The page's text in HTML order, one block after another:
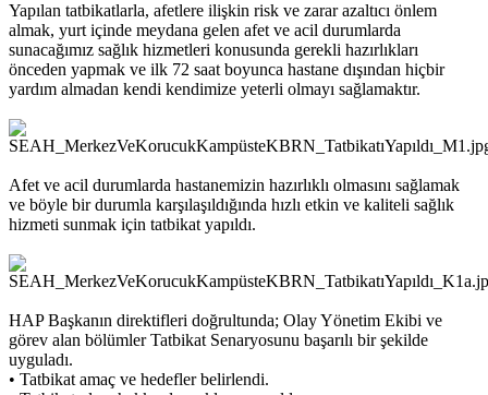
Yapılan tatbikatlarla, afetlere ilişkin risk ve zarar azaltıcı önlem
almak, yurt içinde meydana gelen afet ve acil durumlarda
sunacağımız sağlık hizmetleri konusunda gerekli hazırlıkları
önceden yapmak ve ilk 72 saat boyunca hastane dışından hiçbir
yardım almadan kendi kendimize yeterli olmayı sağlamaktır.
Afet ve acil durumlarda hastanemizin hazırlıklı olmasını sağlamak
ve böyle bir durumla karşılaşıldığında hızlı etkin ve kaliteli sağlık
hizmeti sunmak için tatbikat yapıldı.
HAP Başkanın direktifleri doğrultunda; Olay Yönetim Ekibi ve
görev alan bölümler Tatbikat Senaryosunu başarılı bir şekilde
uyguladı.
• Tatbikat amaç ve hedefler belirlendi.